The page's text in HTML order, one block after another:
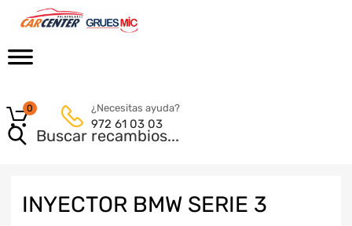
¿Necesitas ayuda?
972 61 03 03
0
INYECTOR BMW SERIE 3